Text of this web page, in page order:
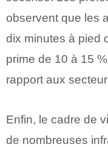
observent que les
dix minutes à pied
prime de 10 à 15
rapport aux
Enfin, le cadre de
de nombreuses